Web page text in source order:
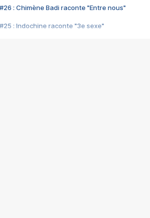
#26 : Chimène Badi raconte "Entre nous"
#25 : Indochine raconte "3e sexe"